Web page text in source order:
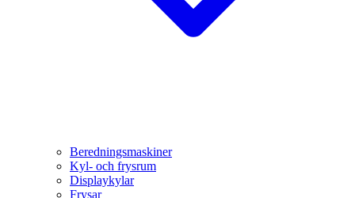
Beredningsmaskiner
Kyl- och frysrum
Displaykylar
Frysar